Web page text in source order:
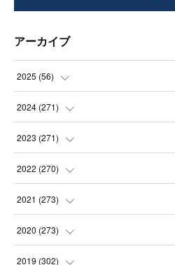
アーカイブ
2025 (56)
(14
(21
(21
2024 (271)
(21
(22
(23
(22
2023 (271)
(22
(23
(23
(21
2022 (270)
(23
(23
(22
2021 (273)
(24
(23
2020 (273)
(24
2019 (302)